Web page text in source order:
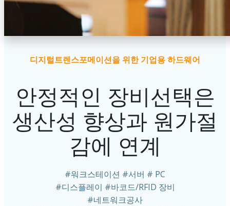
디지털트렌스포메이션을 위한 기업용 하드웨어
안정적인 장비선택은
생산성 향상과 원가절
감에 연계
#워크스테이션 #서버 # PC
#디스플레이 #바코드/RFID 장비
#네트워크공사